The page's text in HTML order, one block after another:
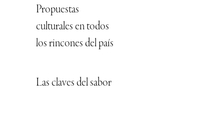
Propuestas
culturales en todos
los rincones del país
Las claves del sabor